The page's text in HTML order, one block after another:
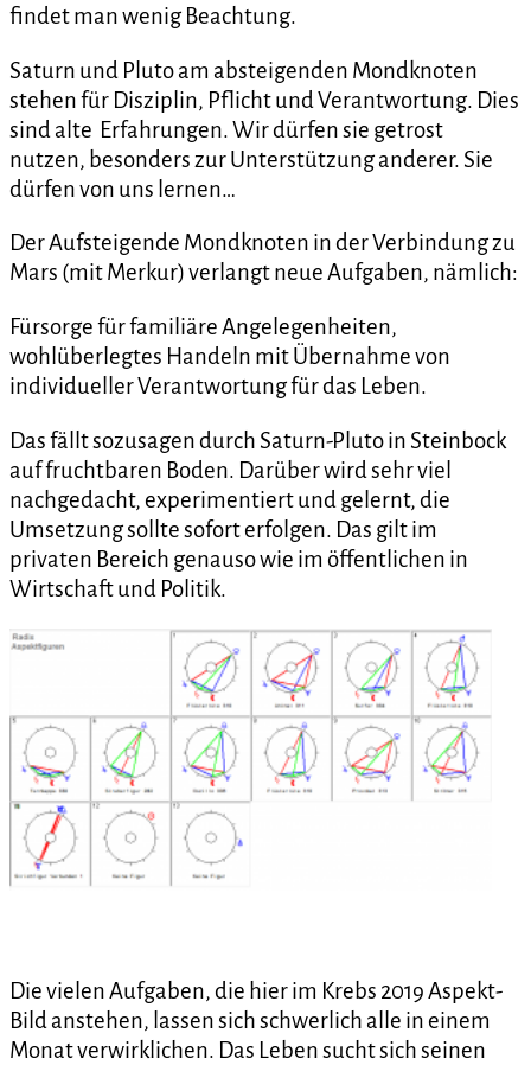
findet man wenig Beachtung.
Saturn und Pluto am absteigenden Mondknoten
stehen für Disziplin, Pflicht und Verantwortung. Dies
sind alte Erfahrungen. Wir dürfen sie getrost
nutzen, besonders zur Unterstützung anderer. Sie
dürfen von uns lernen…
Der Aufsteigende Mondknoten in der Verbindung zu
Mars (mit Merkur) verlangt neue Aufgaben, nämlich:
Fürsorge für familiäre Angelegenheiten,
wohlüberlegtes Handeln mit Übernahme von
individueller Verantwortung für das Leben.
Das fällt sozusagen durch Saturn-Pluto in Steinbock
auf fruchtbaren Boden. Darüber wird sehr viel
nachgedacht, experimentiert und gelernt, die
Umsetzung sollte sofort erfolgen. Das gilt im
privaten Bereich genauso wie im öffentlichen in
Wirtschaft und Politik.
Die vielen Aufgaben, die hier im Krebs 2019 Aspekt-
Bild anstehen, lassen sich schwerlich alle in einem
Monat verwirklichen. Das Leben sucht sich seinen